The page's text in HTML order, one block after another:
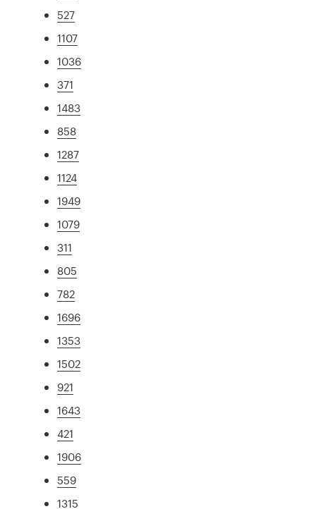
527
1107
1036
371
1483
858
1287
1124
1949
1079
311
805
782
1696
1353
1502
921
1643
421
1906
559
1315